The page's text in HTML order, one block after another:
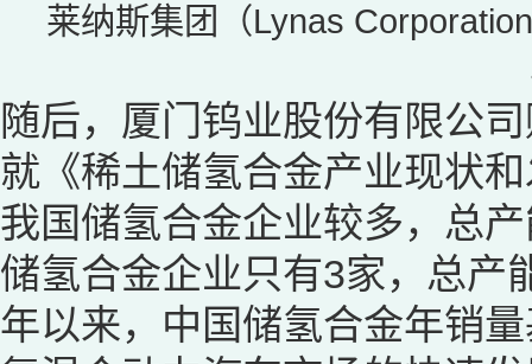
莱纳斯集团（Lynas
随后，厦门钨业股份有限公
就《稀土储氢合金产业现状
我国储氢合金企业较多，总
储氢合金企业只有3家，总产
年以来，中国储氢合金年销